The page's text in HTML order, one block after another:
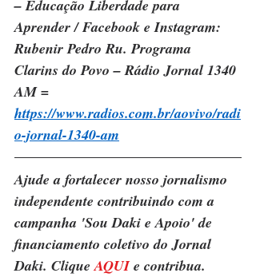
– Educação Liberdade para
Aprender / Facebook e Instagram:
Rubenir Pedro Ru. Programa
Clarins do Povo – Rádio Jornal 1340
AM =
https://www.radios.com.br/aovivo/radi
o-jornal-1340-am
Ajude a fortalecer nosso jornalismo
independente contribuindo com a
campanha 'Sou Daki e Apoio' de
financiamento coletivo do Jornal
Daki. Clique AQUI e contribua.